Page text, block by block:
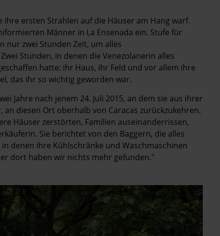
ersten Strahlen auf die Häuser am Hang warf.
Männer in La Ensenada ein. Stufe für
nur zwei Stunden Zeit, um alles
Stunden, in denen die Ve­nezolanerin alles
hatte: ihr Haus, ihr Feld und vor allem ihre
das ihr so wichtig geworden war.
Jahre nach jenem 24. Juli 2015, an dem sie aus ihrer
diesen Ort oberhalb von Caracas zurückzukehren.
Häuser zerstörten, Familien auseinanderrissen,
Sie berichtet von den Baggern, die alles
denen ihre Kühlschränke und Waschmaschinen
dort haben wir nichts mehr gefunden."